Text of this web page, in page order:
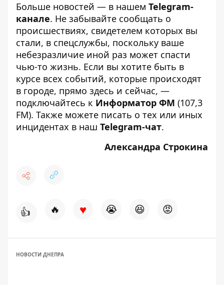
Больше новостей — в нашем Telegram-
канале. Не забывайте сообщать о
происшествиях, свидетелем которых вы
стали, в спецслужбы, поскольку ваше
небезразличие иной раз может спасти
чью-то жизнь. Если вы хотите быть в
курсе всех событий, которые происходят
в городе, прямо здесь и сейчас, —
подключайтесь к Информатор ФМ (107,3
FM). Также можете писать о тех или иных
инцидентах в наш Telegram-чат.
Александра Строкина
👍 🔥 ♥ 😭 😆 😡
НОВОСТИ ДНЕПРА